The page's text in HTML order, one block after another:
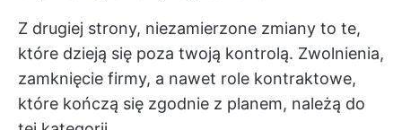
Z drugiej strony, niezamierzone zmiany to te,
które dzieją się poza twoją kontrolą. Zwolnienia,
zamknięcie firmy, a nawet role kontraktowe,
które kończą się zgodnie z planem, należą do